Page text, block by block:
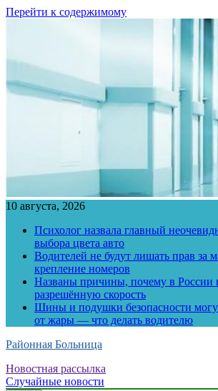
Перейти к содержимому
10 августа, 2026
Психолог назвала главный
выбора цвета авто
Водителей не будут лишать прав за
крепление номеров
Названы причины, почему в России
разрешённую скорость
Шины и подушки безопасности
от жары — что делать водителю
Районная Больница
Новостная рассылка
Случайные новости